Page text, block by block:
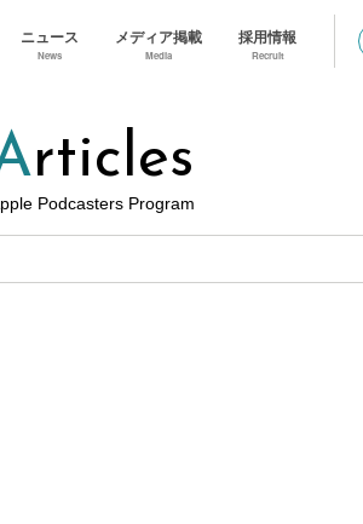
ニュース
News
メディア掲載
Media
採用情報
Recruit
Articles
Apple Podcasters Program